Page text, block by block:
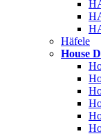
Häfele
House